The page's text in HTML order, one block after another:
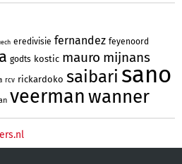
eredivisie fernandez feyenoord
godts kostic mauro mijnans
rcv rickardoko saibari sano
veermanwanner